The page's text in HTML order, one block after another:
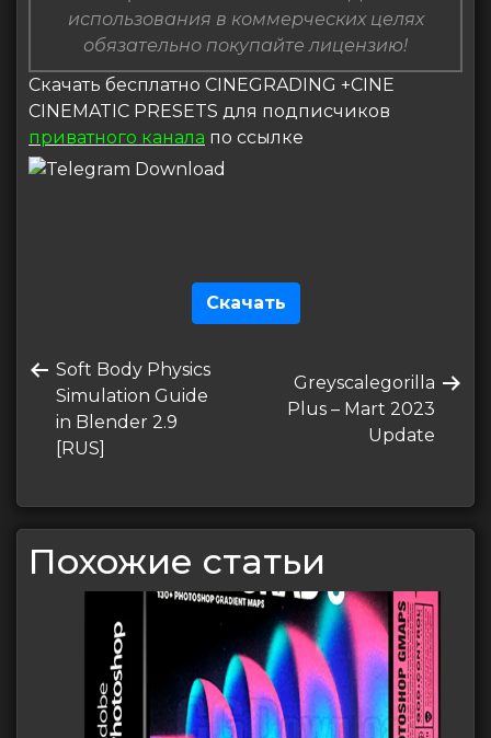
использования в коммерческих целях
обязательно покупайте лицензию!
Скачать бесплатно CINEGRADING +CINE
CINEMATIC PRESETS для подписчиков
приватного канала по ссылке
Скачать
по
записям
Предыдущая
запись
Soft Body Physics
Simulation Guide
in Blender 2.9
[RUS]
Следующая
запись
Greyscalegorilla
Plus – Mart 2023
Update
Похожие статьи